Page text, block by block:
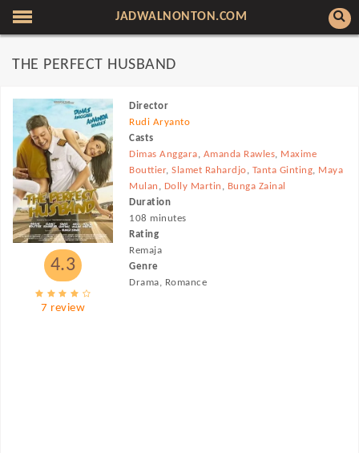
JADWALNONTON.COM
THE PERFECT HUSBAND
4.3
7 review
Director
Rudi Aryanto
Casts
Dimas Anggara, Amanda Rawles, Maxime
Bouttier,Slamet Rahardjo, Tanta Ginting, Maya
Mulan , Dolly Martin , Bunga Zainal
Duration
108 minutes
Rating
Remaja
Genre
Drama, Romance